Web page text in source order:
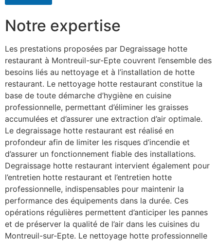
Notre expertise
Les prestations proposées par Degraissage hotte
restaurant à Montreuil-sur-Epte couvrent l’ensemble des
besoins liés au nettoyage et à l’installation de hotte
restaurant. Le nettoyage hotte restaurant constitue la
base de toute démarche d’hygiène en cuisine
professionnelle, permettant d’éliminer les graisses
accumulées et d’assurer une extraction d’air optimale.
Le degraissage hotte restaurant est réalisé en
profondeur afin de limiter les risques d’incendie et
d’assurer un fonctionnement fiable des installations.
Degraissage hotte restaurant intervient également pour
l’entretien hotte restaurant et l’entretien hotte
professionnelle, indispensables pour maintenir la
performance des équipements dans la durée. Ces
opérations régulières permettent d’anticiper les pannes
et de préserver la qualité de l’air dans les cuisines du
Montreuil-sur-Epte. Le nettoyage hotte professionnelle